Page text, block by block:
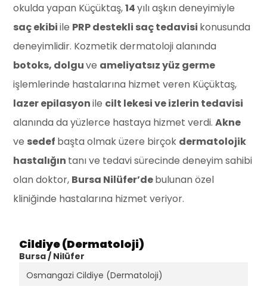
Cildiye (Dermatoloji)
Bursa / Nilüfer
Osmangazi Cildiye (Dermatoloji)
okulda yapan Küçüktaş,14yılı aşkın deneyimiyle
saç ekibiile PRP destekli saç tedavisi konusunda
deneyimlidir. Kozmetik dermatoloji alanında
botoks, dolguve ameliyatsız yüz germe
işlemlerinde hastalarına hizmet veren Küçüktaş,
lazer epilasyonile cilt lekesi ve izlerin tedavisi
alanında da yüzlerce hastaya hizmet verdi.Akne
ve sedef başta olmak üzere birçok dermatolojik
hastalığın tanı ve tedavi sürecinde deneyim sahibi
olan doktor, Bursa Nilüfer’debulunan özel
kliniğinde hastalarına hizmet veriyor.